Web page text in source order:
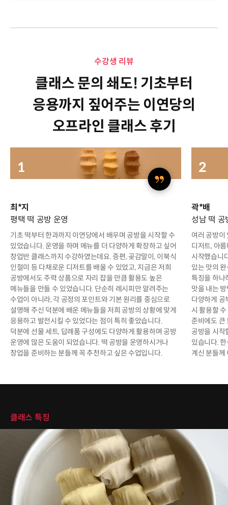
수강생 리뷰
클래스 문의 쇄도! 기초부터
응용까지 짚어주는 이연당의
오프라인 클래스 후기
최*지
평택 떡 공방 운영
기초 떡부터 한과까지 이연당에서 배우며 공방을 시작할 수
있었습니다. 운영을 하며 메뉴를 더 다양하게 확장하고 싶어
창업반 클래스까지 수강하였는데요. 증편, 곶감말이, 이북식
인절미 등 다채로운 디저트를 배울 수 있었고, 지금은 저희
공방에서도 주력 상품으로 자리 잡을 만큼 활용도 높은
메뉴들을 만들 수 있었습니다. 단순히 레시피만 알려주는
수업이 아니라, 각 공정의 포인트와 기본 원리를 중심으로
설명해 주신 덕분에 배운 메뉴들을 저희 공방의 상황에 맞게
응용하고 발전시킬 수 있었다는 점이 특히 좋았습니다.
덕분에 선물 세트, 답례품 구성에도 다양하게 활용하며 공방
운영에 많은 도움이 되었습니다. 떡 공방을 운영하시거나
창업을 준비하는 분들께 꼭 추천하고 싶은 수업입니다.
곽*배
성남 떡 공
여러 공방이
디저트, 아
시작했습니
있는 맛의
특징을 하나
맛을 내는
다양하게 공
시 활용할
준비에도 큰
공방을 시작
있습니다.
계신 분들께
클래스 특징